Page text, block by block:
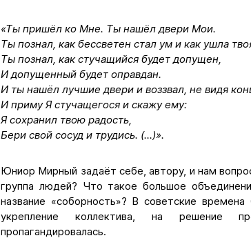
«Ты пришёл ко Мне. Ты нашёл двери Мои.
Ты познал, как бессветен стал ум и как ушла
Ты познал, как стучащийся будет допущен,
И допущенный будет оправдан.
И ты нашёл лучшие двери и воззвал, не видя
И приму Я стучащегося и скажу ему:
Я сохранил твою радость,
Бери свой сосуд и трудись. (...)».
Юниор Мирный задаёт себе, автору, и нам
группа людей? Что такое большое
название «соборность»? В советские
укрепление коллектива, на решение
пропагандировалась.